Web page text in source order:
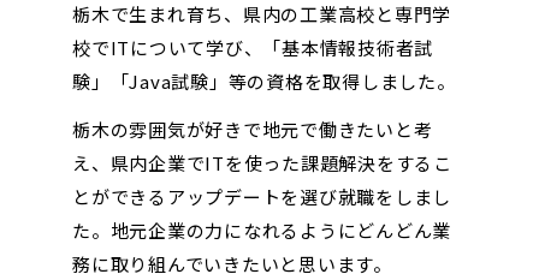
栃木で生まれ育ち、県内の工業高校と専門学
校でITについて学び、「基本情報技術者試
験」「Java試験」等の資格を取得しました。
栃木の雰囲気が好きで地元で働きたいと考
え、県内企業でITを使った課題解決をするこ
とができるアップデートを選び就職をしまし
た。地元企業の力になれるようにどんどん業
務に取り組んでいきたいと思います。